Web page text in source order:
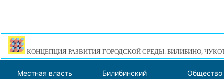
КОНЦЕПЦИЯ РАЗВИТИЯ ГОРОДСКОЙ СРЕДЫ. БИЛИБИНО,
Местная власть
Билибинский
Общество